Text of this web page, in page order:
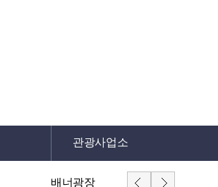
관광사업소
배너광장